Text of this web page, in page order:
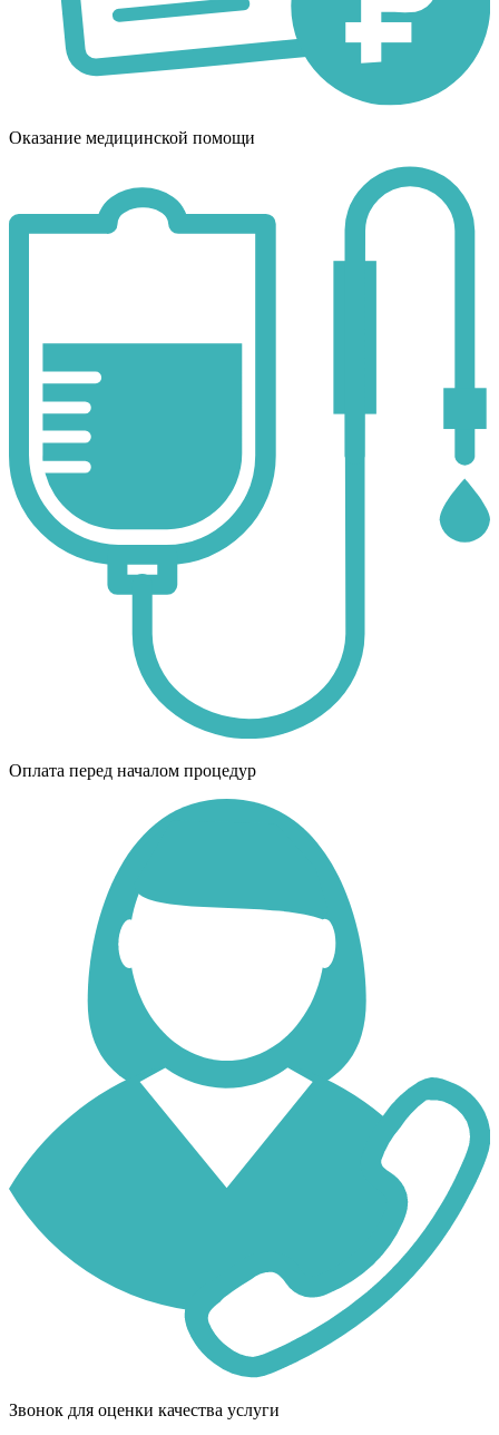
Оказание медицинской помощи
Оплата перед началом процедур
Звонок для оценки качества услуги